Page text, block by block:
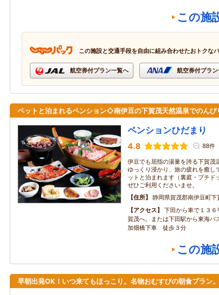
この施
この施設と交通手段を自由に組み合わせたおトクな
航空券付プラン一覧へ 航空券付プラ
ペットと泊まれるペンション◇南伊豆の下賀茂天然温泉でのんび
ペンションひだまり
4.8 88件
伊豆でも屈指の湯量を誇る下賀茂
ゆっくり浸かり、旅の疲れを癒し
ットと泊まれます（裏庭・プチド
ぜひご利用くださいませ。
住所
静岡県賀茂郡南伊豆町下
アクセス
下田から車で１３
賀茂へ。または下田駅から東海
加畑橋下車 徒歩３分
この施
早朝出発OK！いつ来てもほっこり。名物おむすびの朝食プラン。